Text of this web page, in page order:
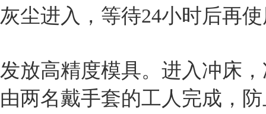
灰尘进入，等待24小时后再
发放高精度模具。进入冲床
由两名戴手套的工人完成，